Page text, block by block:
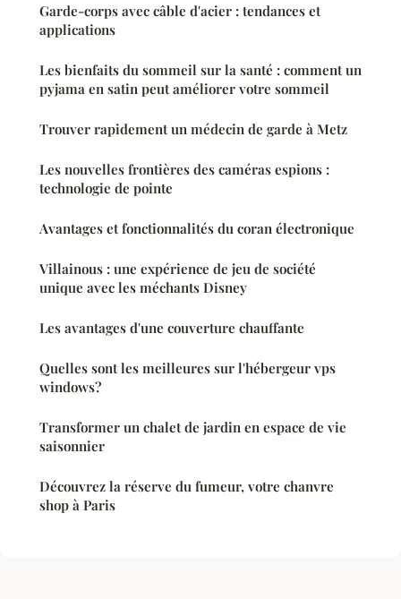
Garde-corps avec câble d'acier : tendances et
applications
Les bienfaits du sommeil sur la santé : comment un
pyjama en satin peut améliorer votre sommeil
Trouver rapidement un médecin de garde à Metz
Les nouvelles frontières des caméras espions :
technologie de pointe
Avantages et fonctionnalités du coran électronique
Villainous : une expérience de jeu de société
unique avec les méchants Disney
Les avantages d'une couverture chauffante
Quelles sont les meilleures sur l'hébergeur vps
windows?
Transformer un chalet de jardin en espace de vie
saisonnier
Découvrez la réserve du fumeur, votre chanvre
shop à Paris